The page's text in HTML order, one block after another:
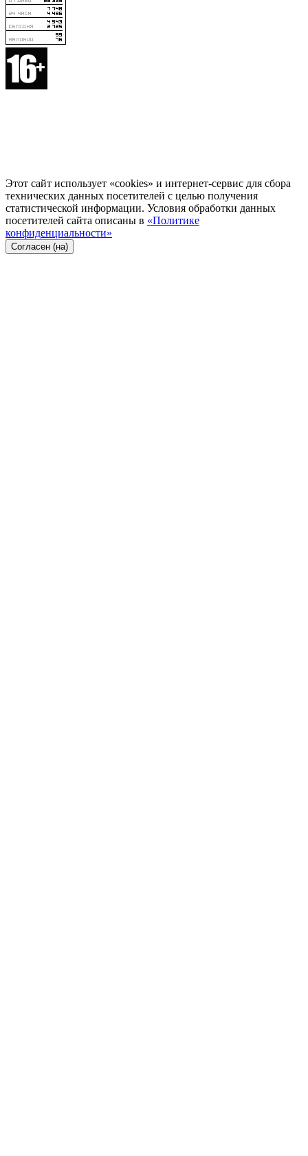
Этот сайт использует «cookies» и интернет-сервис для сбора
технических данных посетителей с целью получения
статистической информации. Условия обработки данных
посетителей сайта описаны в «Политике
конфиденциальности»
Согласен (на)